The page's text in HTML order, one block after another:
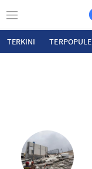
TERKINI